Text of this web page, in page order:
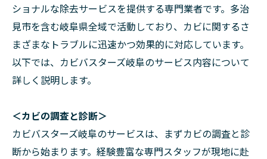
ショナルな除去サービスを提供する専門業者です。多治
見市を含む岐阜県全域で活動しており、カビに関するさ
まざまなトラブルに迅速かつ効果的に対応しています。
以下では、カビバスターズ岐阜のサービス内容について
詳しく説明します。
＜カビの調査と診断＞
カビバスターズ岐阜のサービスは、まずカビの調査と診
断から始まります。経験豊富な専門スタッフが現地に赴